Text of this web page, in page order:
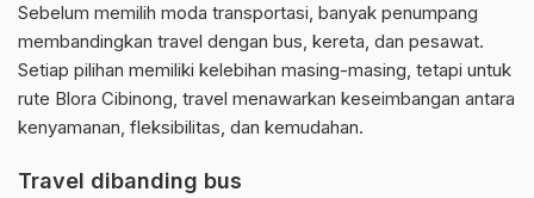
Sebelum memilih moda transportasi, banyak penumpang
membandingkan travel dengan bus, kereta, dan pesawat.
Setiap pilihan memiliki kelebihan masing-masing, tetapi untuk
rute Blora Cibinong, travel menawarkan keseimbangan antara
kenyamanan, fleksibilitas, dan kemudahan.
Travel dibanding bus